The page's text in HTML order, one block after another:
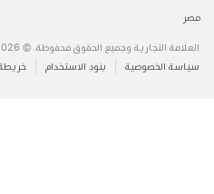
مصر
العلامة التجارية وجميع الحقوق محفوظة. © 2026 ‏.Apple Inc
سياسة الخصوصية
بنود الاستخدام